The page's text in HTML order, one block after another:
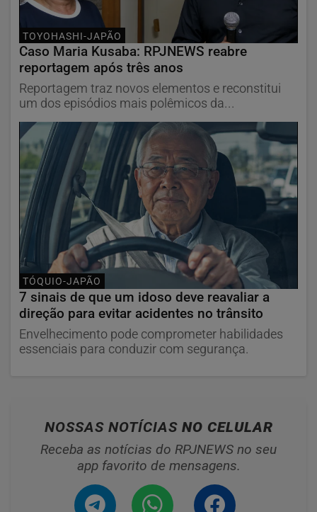
TOYOHASHI-JAPÃO
Caso Maria Kusaba: RPJNEWS reabre
reportagem após três anos
Reportagem traz novos elementos e reconstitui
um dos episódios mais polêmicos da...
TÓQUIO-JAPÃO
7 sinais de que um idoso deve reavaliar a
direção para evitar acidentes no trânsito
Envelhecimento pode comprometer habilidades
essenciais para conduzir com segurança.
NOSSAS NOTÍCIAS NO CELULAR
Receba as notícias do RPJNEWS no seu
app favorito de mensagens.